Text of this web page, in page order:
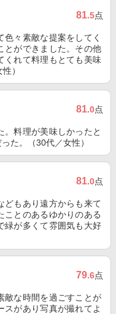
81.5点
々素敵な提案をしてく
とができました。その他
くれて料理もとても美味
）
81.0点
。料理が美味しかったと
た。（30代／女性）
81.0点
どもあり遠方からも来て
ことのあるゆかりのある
緑が多くて雰囲気も大好
79.6点
敵な時間を過ごすことが
スがあり写真が撮れてよ